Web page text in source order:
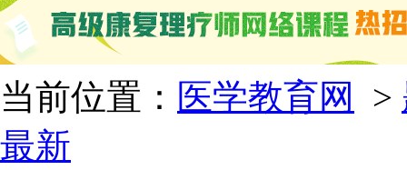
当前位置： 医学教育网 >
最新